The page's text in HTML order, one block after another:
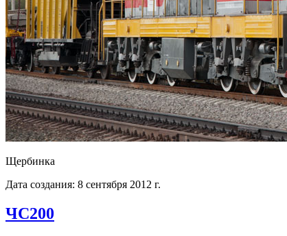
Щербинка
Дата создания: 8 сентября 2012 г.
ЧС200